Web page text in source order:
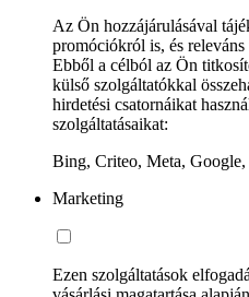
Az Ön hozzájárulásával
promóciókról is, és
Ebből a célból az Ön
külső szolgáltatókkal
hirdetési csatornáikat
szolgáltatásaikat:
Bing, Criteo, Meta,
Marketing
Ezen szolgáltatások